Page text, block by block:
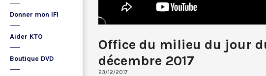
Donner mon IFI
Aider KTO
Boutique DVD
Office du milieu du jour
décembre 2017
23/12/2017